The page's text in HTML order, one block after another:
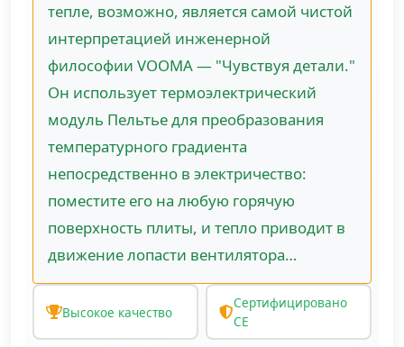
тепле, возможно, является самой чистой
интерпретацией инженерной
философии VOOMA — "Чувствуя детали."
Он использует термоэлектрический
модуль Пельтье для преобразования
температурного градиента
непосредственно в электричество:
поместите его на любую горячую
поверхность плиты, и тепло приводит в
движение лопасти вентилятора…
Высокое качество
Сертифицировано
CE